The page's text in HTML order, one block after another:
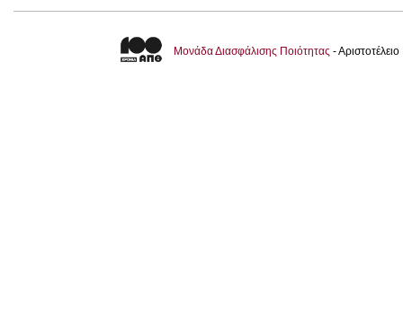
Μονάδα Διασφάλισης Ποιότητας -